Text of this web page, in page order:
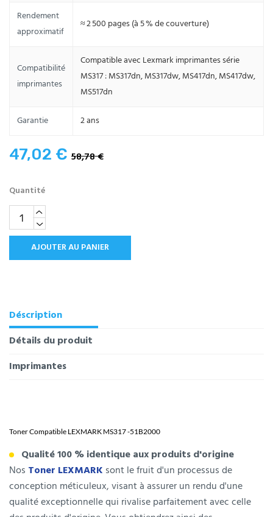
Rendement
approximatif
≈ 2 500 pages (à 5 % de couverture)
Compatibilité
imprimantes
Compatible avec Lexmark imprimantes série
MS317 : MS317dn, MS317dw, MS417dn, MS417dw,
MS517dn
Garantie 2 ans
47,02 € 58,78 €
Quantité
AJOUTER AU PANIER
Déscription
Détails du produit
Imprimantes
Toner Compatible LEXMARK MS317 -51B2000
Qualité 100 % identique aux produits d'origine
Nos Toner LEXMARK sont le fruit d'un processus de
conception méticuleux, visant à assurer un rendu d'une
qualité exceptionnelle qui rivalise parfaitement avec celle